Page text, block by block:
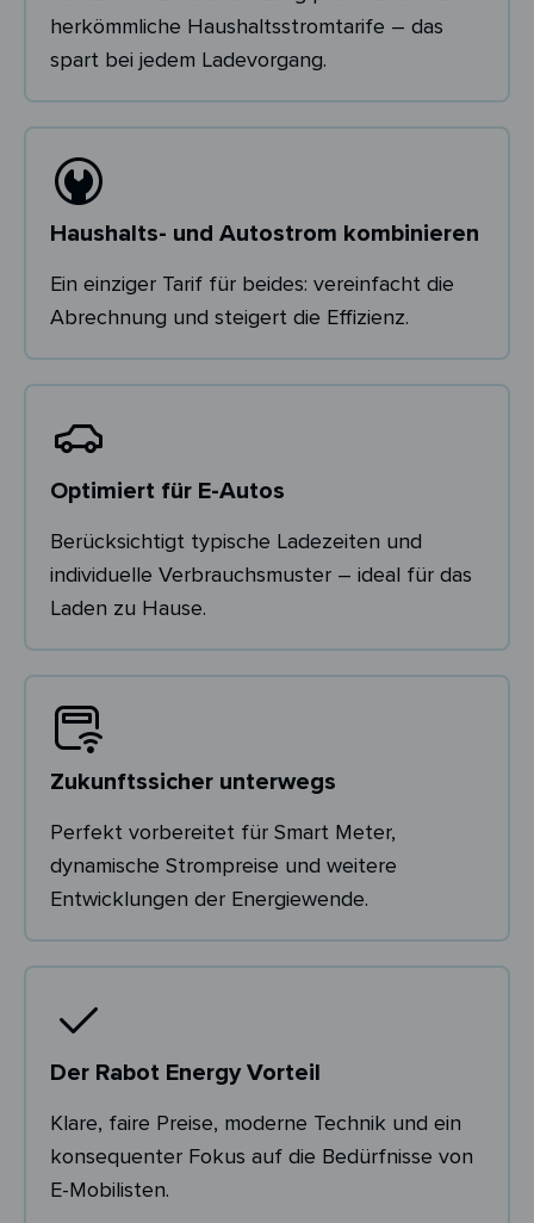
herkömmliche Haushaltsstromtarife – das
spart bei jedem Ladevorgang.
Haushalts- und Autostrom kombinieren
Ein einziger Tarif für beides: vereinfacht die
Abrechnung und steigert die Effizienz.
Optimiert für E-Autos
Berücksichtigt typische Ladezeiten und
individuelle Verbrauchsmuster – ideal für das
Laden zu Hause.
Zukunftssicher unterwegs
Perfekt vorbereitet für Smart Meter,
dynamische Strompreise und weitere
Entwicklungen der Energiewende.
Der Rabot Energy Vorteil
Klare, faire Preise, moderne Technik und ein
konsequenter Fokus auf die Bedürfnisse von
E-Mobilisten.